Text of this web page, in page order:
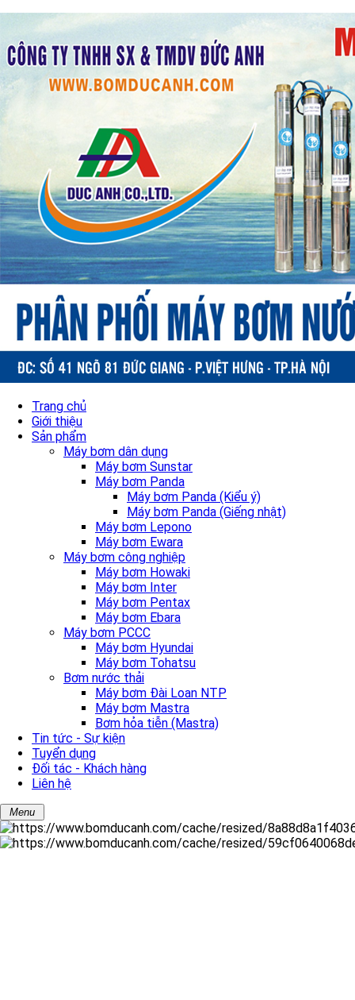
Trang chủ
Giới thiệu
Sản phẩm
Máy bơm dân dụng
Máy bơm Sunstar
Máy bơm Panda
Máy bơm Panda (Kiểu ý)
Máy bơm Panda (Giếng nhật)
Máy bơm Lepono
Máy bơm Ewara
Máy bơm công nghiệp
Máy bơm Howaki
Máy bơm Inter
Máy bơm Pentax
Máy bơm Ebara
Máy bơm PCCC
Máy bơm Hyundai
Máy bơm Tohatsu
Bơm nước thải
Máy bơm Đài Loan NTP
Máy bơm Mastra
Bơm hỏa tiễn (Mastra)
Tin tức - Sự kiện
Tuyển dụng
Đối tác - Khách hàng
Liên hệ
Menu